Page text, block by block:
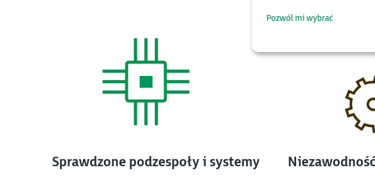
Sprawdzone podzespoły i systemy
Pozwól mi wybrać